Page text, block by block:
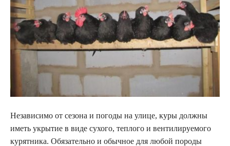
Независимо от сезона и погоды на улице, куры должны
иметь укрытие в виде сухого, теплого и вентилируемого
курятника. Обязательно и обычное для любой породы